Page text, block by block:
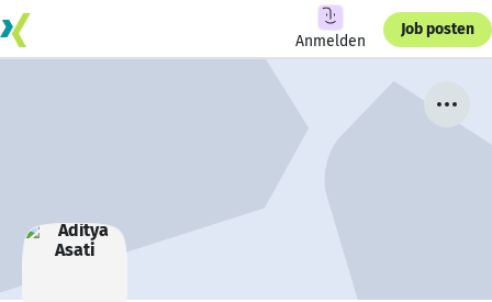
Anmelden
Job posten